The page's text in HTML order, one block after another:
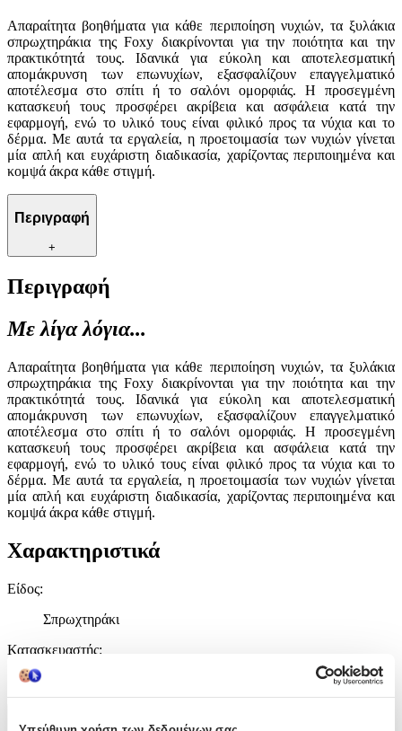
Απαραίτητα βοηθήματα για κάθε περιποίηση νυχιών, τα ξυλάκια
σπρωχτηράκια της Foxy διακρίνονται για την ποιότητα και την
πρακτικότητά τους. Ιδανικά για εύκολη και αποτελεσματική
απομάκρυνση των επωνυχίων, εξασφαλίζουν επαγγελματικό
αποτέλεσμα στο σπίτι ή το σαλόνι ομορφιάς. Η προσεγμένη
κατασκευή τους προσφέρει ακρίβεια και ασφάλεια κατά την
εφαρμογή, ενώ το υλικό τους είναι φιλικό προς τα νύχια και το
δέρμα. Με αυτά τα εργαλεία, η προετοιμασία των νυχιών γίνεται
μία απλή και ευχάριστη διαδικασία, χαρίζοντας περιποιημένα και
κομψά άκρα κάθε στιγμή.
Περιγραφή
+
Περιγραφή
Με λίγα λόγια...
Απαραίτητα βοηθήματα για κάθε περιποίηση νυχιών, τα ξυλάκια
σπρωχτηράκια της Foxy διακρίνονται για την ποιότητα και την
πρακτικότητά τους. Ιδανικά για εύκολη και αποτελεσματική
απομάκρυνση των επωνυχίων, εξασφαλίζουν επαγγελματικό
αποτέλεσμα στο σπίτι ή το σαλόνι ομορφιάς. Η προσεγμένη
κατασκευή τους προσφέρει ακρίβεια και ασφάλεια κατά την
εφαρμογή, ενώ το υλικό τους είναι φιλικό προς τα νύχια και το
δέρμα. Με αυτά τα εργαλεία, η προετοιμασία των νυχιών γίνεται
μία απλή και ευχάριστη διαδικασία, χαρίζοντας περιποιημένα και
κομψά άκρα κάθε στιγμή.
Χαρακτηριστικά
Είδος:
Σπρωχτηράκι
Κατασκευαστής:
Χαρακτηριστικά